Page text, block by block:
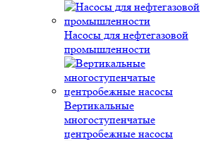
Насосы для нефтегазовой
промышленности
Вертикальные
многоступенчатые
центробежные насосы